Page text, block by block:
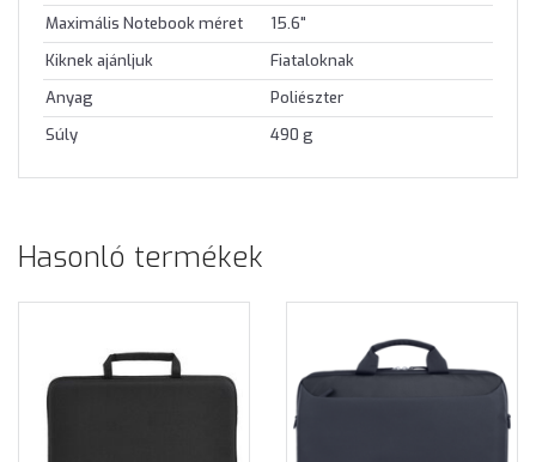
Maximális Notebook méret
15.6"
Kiknek ajánljuk
Fiataloknak
Anyag
Poliészter
Súly
490 g
Hasonló termékek